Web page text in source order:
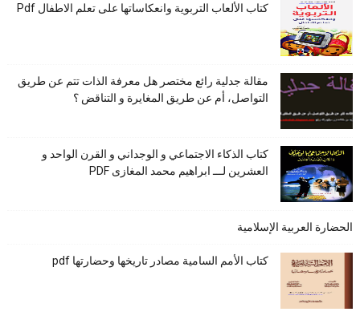
كتاب الألعاب التربوية وانعكاساتها على تعلم الاطفال Pdf
مقالة جدلية رائع مختصر هل معرفة الذات تتم عن طريق
التواصل، أم عن طريق المغايرة و التناقض ؟
كتاب الذكاء الاجتماعي و الوجداني و القرن الواحد و
العشرين لـــ ابراهيم محمد المغازى PDF
الحضارة العربية الإسلامية
كتاب الأمم السامية مصادر تاريخها وحضارتها pdf